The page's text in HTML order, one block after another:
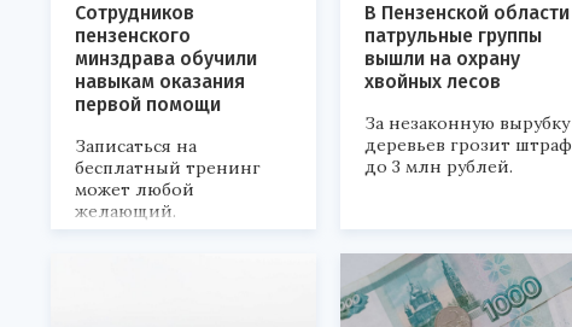
Сотрудников
пензенского
минздрава обучили
навыкам оказания
первой помощи
Записаться на
бесплатный тренинг
может любой
желающий.
В Пензенской области
патрульные группы
вышли на охрану
хвойных лесов
За незаконную вырубку
деревьев грозит штраф
до 3 млн рублей.